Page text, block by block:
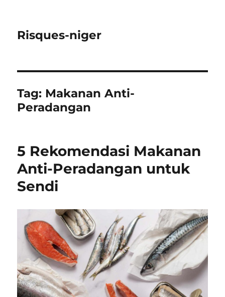
Risques-niger
Tag: Makanan Anti-
Peradangan
5 Rekomendasi Makanan
Anti-Peradangan untuk
Sendi